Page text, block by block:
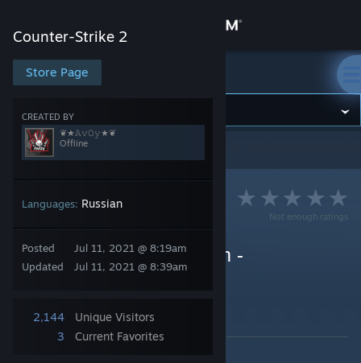
Store
Community
About
Support
Change language
View desktop website
Counter-Strike 2
Store Page
CREATED BY
❦★𝙰𝚟𝙾𝚢★❦
Offline
Languages: Russian
Posted
Updated
Jul 11, 2021 @ 8:19am
Jul 11, 2021 @ 8:39am
2,144
Unique Visitors
3
Current Favorites
Counter-Strike 2
Counter-Strike 2
Not enough ratings
Как пользоваться Steam -
руководство для новых
By ❦★𝙰𝚟𝙾𝚢★❦